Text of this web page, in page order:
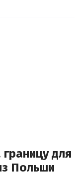
для
Польши